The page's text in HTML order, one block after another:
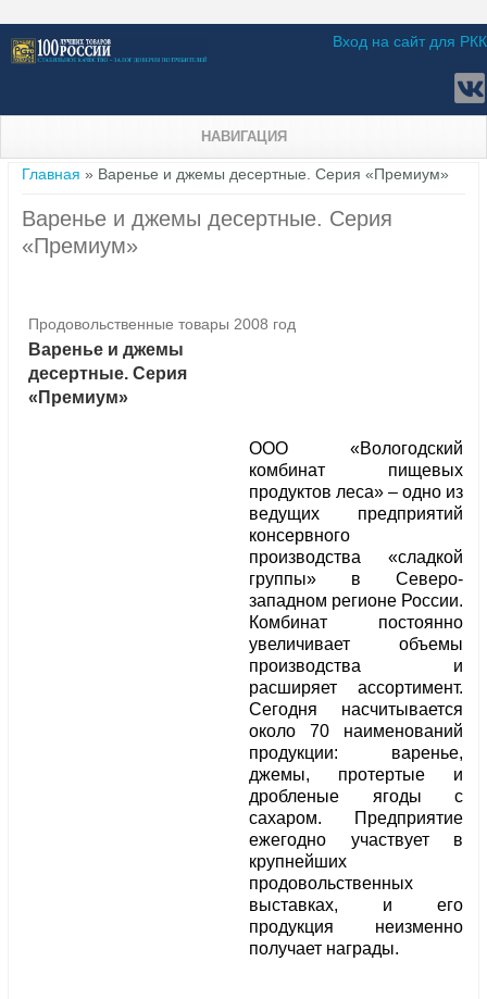
Вход на сайт для РКК
НАВИГАЦИЯ
Вы здесь
Главная » Варенье и джемы десертные. Серия «Премиум»
Варенье и джемы десертные. Серия
«Премиум»
Продовольственные товары 2008 год
Варенье и джемы
десертные. Серия
«Премиум»
ООО «Вологодский
комбинат пищевых
продуктов леса» – одно из
ведущих предприятий
консервного
производства «сладкой
группы» в Северо-
западном регионе России.
Комбинат постоянно
увеличивает объемы
производства и
расширяет ассортимент.
Сегодня насчитывается
около 70 наименований
продукции: варенье,
джемы, протертые и
дробленые ягоды с
сахаром. Предприятие
ежегодно участвует в
крупнейших
продовольственных
выставках, и его
продукция неизменно
получает награды.